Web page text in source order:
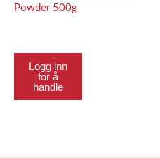
Powder 500g
Logg inn
for å
handle